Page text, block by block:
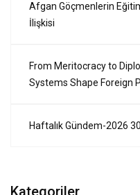
Afgan Göçmenlerin
İlişkisi
From Meritocracy to
Systems Shape Foreign
Haftalık Gündem-2026